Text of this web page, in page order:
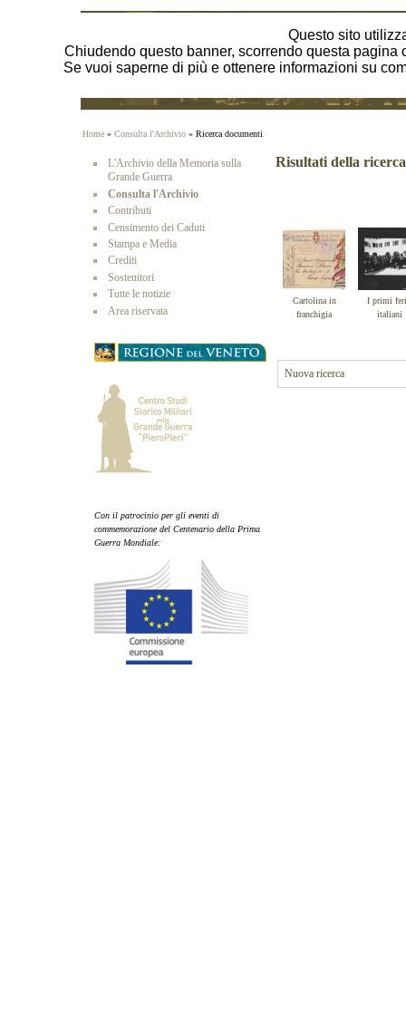
Questo sito
Chiudendo questo banner, scorrendo questa
Se vuoi saperne di più e ottenere informazioni su
Home » Consulta l'Archivio » Ricerca documenti
L'Archivio della Memoria sulla
Grande Guerra
Consulta l'Archivio
Contributi
Censimento dei Caduti
Stampa e Media
Crediti
Sostenitori
Tutte le notizie
Area riservata
Con il patrocinio per gli eventi di
commemorazione del Centenario della Prima
Guerra Mondiale:
Risultati della ricerca
Cartolina in
franchigia
I primi
italiani
Nuova ricerca